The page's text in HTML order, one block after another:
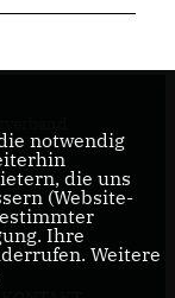
notwendig
die uns
(Website-
Ihre
Weitere